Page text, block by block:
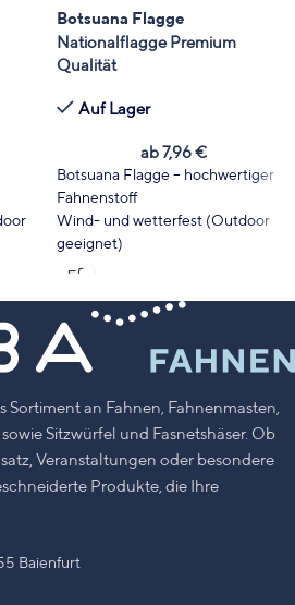
Botsuana Flagge
Nationalflagge Premium
Qualität
Auf Lager
ab7,96€
Botsuana Flagge – hochwertiger
Fahnenstoff
Wind- und wetterfest (Outdoor
geeignet)
Wählen Sie Fahnentyp und Größe
Leuchtende Farben mit hoher
UV-Stabilität
Made in Germany
Sortiment an Fahnen, Fahnenmasten,
Sitzwürfel und Fasnetshäser. Ob
Veranstaltungen oder besondere
Produkte, die Ihre
Baienfurt